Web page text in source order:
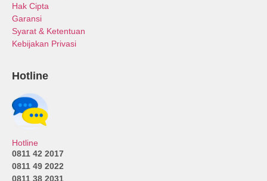
Hak Cipta
Garansi
Syarat & Ketentuan
Kebijakan Privasi
Hotline
Hotline
0811 42 2017
0811 49 2022
0811 38 2031